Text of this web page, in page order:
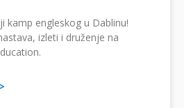
kamp engleskog u Dablinu!
izleti i druženje na